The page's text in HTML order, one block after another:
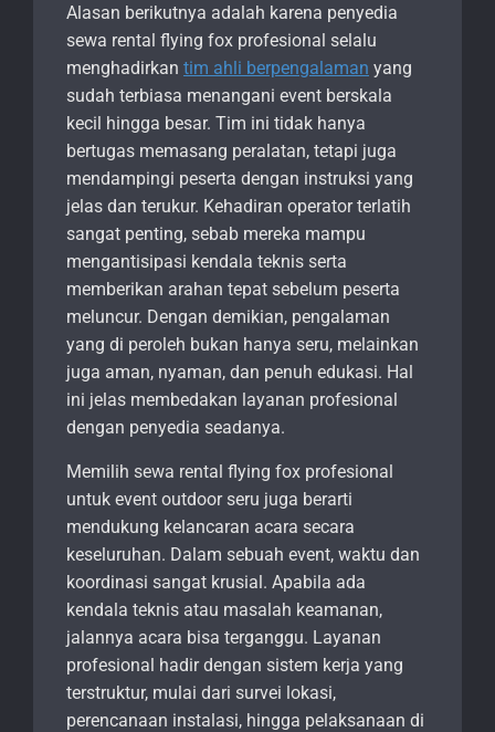
Alasan berikutnya adalah karena penyedia
sewa rental flying fox profesional selalu
menghadirkan tim ahli berpengalaman yang
sudah terbiasa menangani event berskala
kecil hingga besar. Tim ini tidak hanya
bertugas memasang peralatan, tetapi juga
mendampingi peserta dengan instruksi yang
jelas dan terukur. Kehadiran operator terlatih
sangat penting, sebab mereka mampu
mengantisipasi kendala teknis serta
memberikan arahan tepat sebelum peserta
meluncur. Dengan demikian, pengalaman
yang di peroleh bukan hanya seru, melainkan
juga aman, nyaman, dan penuh edukasi. Hal
ini jelas membedakan layanan profesional
dengan penyedia seadanya.
Memilih sewa rental flying fox profesional
untuk event outdoor seru juga berarti
mendukung kelancaran acara secara
keseluruhan. Dalam sebuah event, waktu dan
koordinasi sangat krusial. Apabila ada
kendala teknis atau masalah keamanan,
jalannya acara bisa terganggu. Layanan
profesional hadir dengan sistem kerja yang
terstruktur, mulai dari survei lokasi,
perencanaan instalasi, hingga pelaksanaan di